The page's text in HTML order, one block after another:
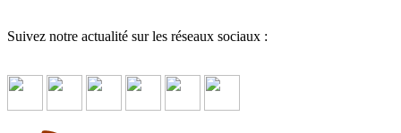
Suivez notre actualité sur les réseaux sociaux :